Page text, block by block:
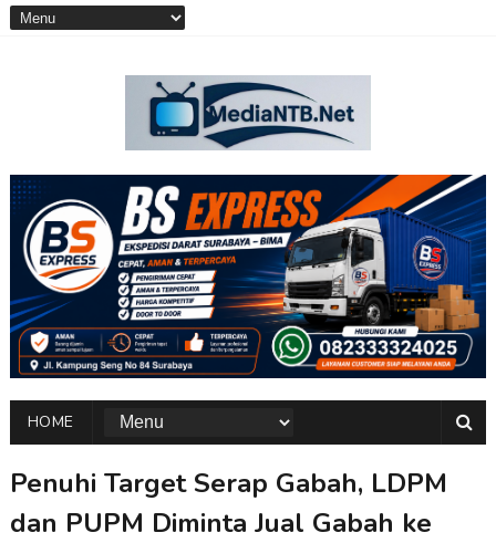
HOME
Penuhi Target Serap Gabah, LDPM
dan PUPM Diminta Jual Gabah ke